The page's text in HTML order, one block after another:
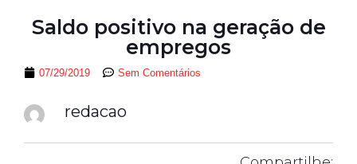
Saldo positivo na geração de
empregos
07/29/2019 Sem Comentários
redacao